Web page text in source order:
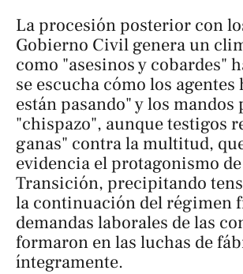
La procesión posterior con
Gobierno Civil genera un
como "asesinos y cobardes"
se escucha cómo los
están pasando" y los
"chispazo", aunque testigos
ganas" contra la multitud,
evidencia el protagonismo
Transición, precipitando
la continuación del régimen
demandas laborales de las
formaron en las luchas de
íntegramente.